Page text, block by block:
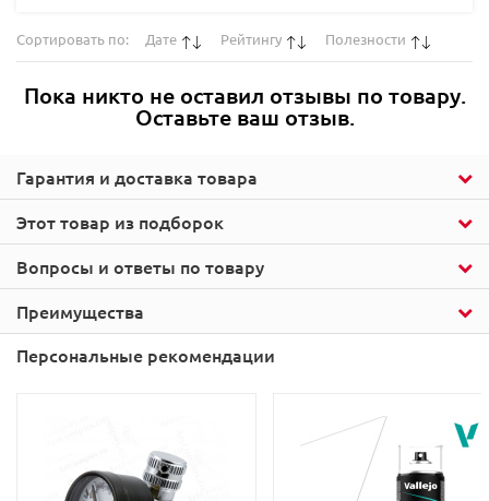
Этот товар из подборок
Гарантия и доставка товара
Сортировать по: Дате Рейтингу Полезности
Пока никто не оставил отзывы по товару.
Оставьте ваш отзыв.
Вопросы и ответы по товару
Преимущества
Персональные рекомендации